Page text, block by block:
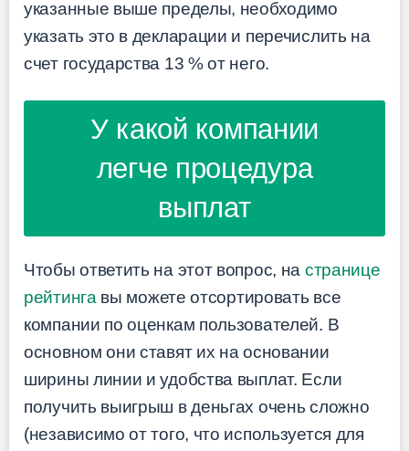
указанные выше пределы, необходимо
указать это в декларации и перечислить на
счет государства 13 % от него.
У какой компании
легче процедура
выплат
Чтобы ответить на этот вопрос, на странице
рейтинга вы можете отсортировать все
компании по оценкам пользователей. В
основном они ставят их на основании
ширины линии и удобства выплат. Если
получить выигрыш в деньгах очень сложно
(независимо от того, что используется для